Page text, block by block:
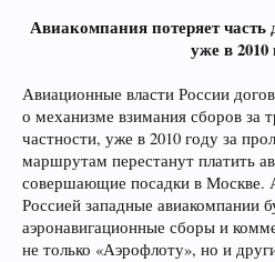
Авиакомпания потеряет
уже в 2010
Авиационные власти России
о механизме взимания сборов за
частности, уже в 2010 году за
маршрутам перестанут платить
совершающие посадки в Москве.
Россией западные авиакомпании
аэронавигационные сборы и
не только «Аэрофлоту», но и